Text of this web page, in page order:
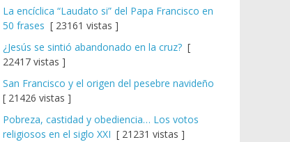
La encíclica “Laudato si” del Papa Francisco en
50 frases [ 23161 vistas ]
¿Jesús se sintió abandonado en la cruz? [
22417 vistas ]
San Francisco y el origen del pesebre navideño
[ 21426 vistas ]
Pobreza, castidad y obediencia… Los votos
religiosos en el siglo XXI [ 21231 vistas ]